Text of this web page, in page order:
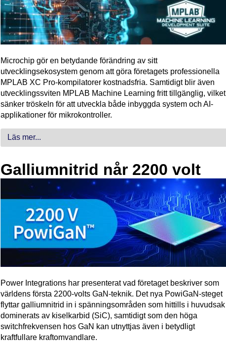
Microchip gör en betydande förändring av sitt
utvecklingsekosystem genom att göra företagets professionella
MPLAB XC Pro-kompilatorer kostnadsfria. Samtidigt blir även
utvecklingssviten MPLAB Machine Learning fritt tillgänglig, vilket
sänker tröskeln för att utveckla både inbyggda system och AI-
applikationer för mikrokontroller.
Läs mer...
Galliumnitrid når 2200 volt
Power Integrations har presenterat vad företaget beskriver som
världens första 2200-volts GaN-teknik. Det nya PowiGaN-steget
flyttar galliumnitrid in i spänningsområden som hittills i huvudsak
dominerats av kiselkarbid (SiC), samtidigt som den höga
switchfrekvensen hos GaN kan utnyttjas även i betydligt
kraftfullare kraftomvandlare.